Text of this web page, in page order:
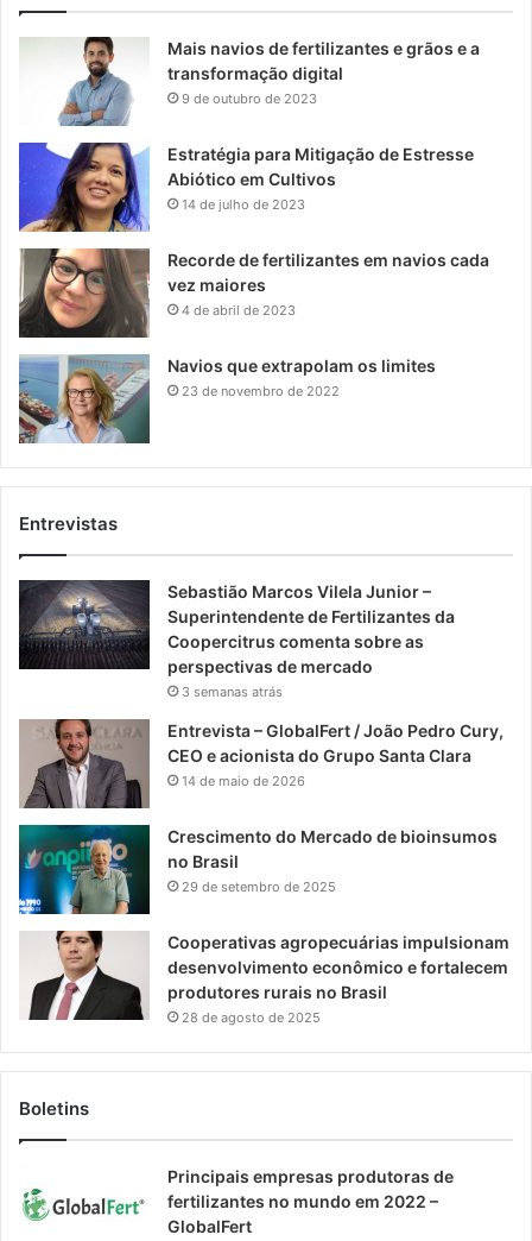
Mais navios de fertilizantes e grãos e a
transformação digital
9 de outubro de 2023
Estratégia para Mitigação de Estresse
Abiótico em Cultivos
14 de julho de 2023
Recorde de fertilizantes em navios cada
vez maiores
4 de abril de 2023
Navios que extrapolam os limites
23 de novembro de 2022
Entrevistas
Sebastião Marcos Vilela Junior –
Superintendente de Fertilizantes da
Coopercitrus comenta sobre as
perspectivas de mercado
3 semanas atrás
Entrevista – GlobalFert / João Pedro Cury,
CEO e acionista do Grupo Santa Clara
14 de maio de 2026
Crescimento do Mercado de bioinsumos
no Brasil
29 de setembro de 2025
Cooperativas agropecuárias impulsionam
desenvolvimento econômico e fortalecem
produtores rurais no Brasil
28 de agosto de 2025
Boletins
Principais empresas produtoras de
fertilizantes no mundo em 2022 –
GlobalFert